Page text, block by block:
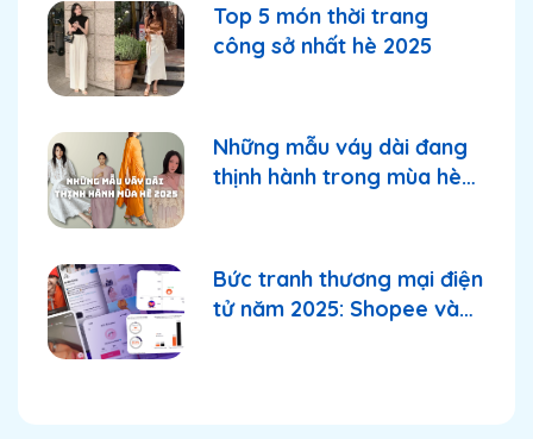
Top 5 món thời trang
công sở nhất hè 2025
Những mẫu váy dài đang
thịnh hành trong mùa hè
Bức tranh thương mại điện
tử năm 2025: Shopee và